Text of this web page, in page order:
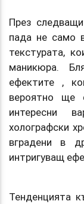
През
пада не само
текстурата,
маникюра.
ефектите ,
вероятно ще
интересни
холографски
вградени в
интригуващ
Тенденцията